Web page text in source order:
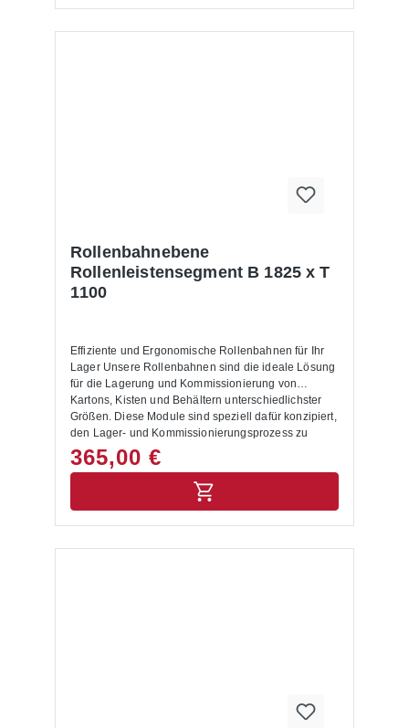
Rollenbahnebene
Rollenleistensegment B 1825 x T
1100
Effiziente und Ergonomische Rollenbahnen für Ihr
Lager Unsere Rollenbahnen sind die ideale Lösung
für die Lagerung und Kommissionierung von
Kartons, Kisten und Behältern unterschiedlichster
Größen. Diese Module sind speziell dafür konzipiert,
den Lager- und Kommissionierungsprozess zu
optimieren und zu vereinfachen. Produktvorteile:
Effiziente Bestückung und Entnahme: Die Regale
werden auf einer Seite mit Kartons, Kästen oder
Behältern bestückt. Dank der Polykarbonat-Röllchen
entnommen werden können. Dies ermöglicht eine
365,00 €